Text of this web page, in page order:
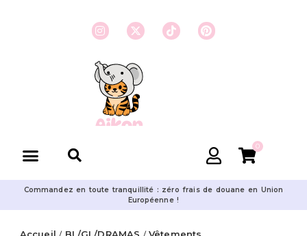
0
Commandez en toute tranquillité : zéro frais de douane en Union
Européenne !